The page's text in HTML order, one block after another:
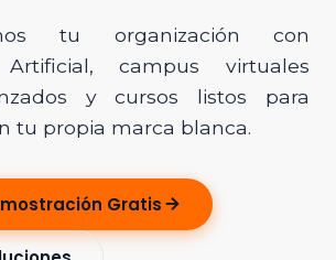
tu organización con
Artificial, campus virtuales
y cursos listos para
tu propia marca blanca.
Gratis